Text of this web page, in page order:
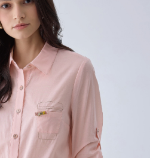
Ansuran Gogo】
oleh Taiwan Mobile, pengguna telefon
tanpa perlu memohon lagi.
peribadi, tidak terbuka untuk syarikat
"Pembayaran Ansuran Gogo", selepas
automatik dialihkan ke proses
nombor telefon, pilih bilangan
pembayaran, dan setelah
akan selesai.
ansuran dan jumlah bayaran
transaksi seterusnya.
pesanan ditubuhkan, jika tidak pergi
jika tidak lulus semakan, pesanan
cs_tw@netprotections.co.jp
mengenai pemprosesan dan
Jika anda tidak bersetuju dengan data
di atas akan dikumpul dan digunakan
perkhidmatan ini.